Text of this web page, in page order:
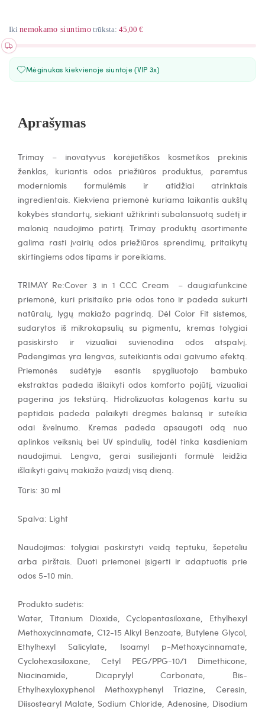
Iki nemokamo siuntimotrūksta: 45,00 €
Mėginukas kiekvienoje siuntoje (VIP 3x)
Aprašymas
Trimay – inovatyvus korėjietiškos kosmetikos prekinis
ženklas, kuriantis odos priežiūros produktus, paremtus
moderniomis formulėmis ir atidžiai atrinktais
ingredientais. Kiekviena priemonė kuriama laikantis aukštų
kokybės standartų, siekiant užtikrinti subalansuotą sudėtį ir
malonią naudojimo patirtį. Trimay produktų asortimente
galima rasti įvairių odos priežiūros sprendimų, pritaikytų
skirtingiems odos tipams ir poreikiams.
TRIMAY Re:Cover 3 in 1 CCC Cream
– daugiafunkcinė
priemonė, kuri prisitaiko prie odos tono ir padeda sukurti
natūralų, lygų makiažo pagrindą. DėlColor Fit sistemos,
sudarytos iš mikrokapsulių su pigmentu, kremas tolygiai
pasiskirsto ir vizualiai suvienodina odos atspalvį.
Padengimas yra lengvas, suteikiantis odai gaivumo efektą.
Priemonės sudėtyje esantisspygliuotojo bambuko
ekstraktas padeda išlaikyti odos komforto pojūtį, vizualiai
pagerina jos tekstūrą. Hidrolizuotas kolagenas kartu su
peptidais padeda palaikyti drėgmės balansą ir suteikia
odai švelnumo. Kremas padeda apsaugoti odą nuo
aplinkos veiksnių bei UV spindulių, todėl tinka kasdieniam
naudojimui. Lengva, gerai susiliejanti formulė leidžia
išlaikyti gaivų makiažo įvaizdį visą dieną.
Tūris: 30 ml
Spalva: Light
Naudojimas: tolygiai paskirstyti veidą teptuku, šepetėliu
arba pirštais. Duoti priemonei įsigerti ir adaptuotis prie
odos 5-10 min.
Produkto sudėtis:
Water, Titanium Dioxide, Cyclopentasiloxane, Ethylhexyl
Methoxycinnamate, C12-15 Alkyl Benzoate, Butylene Glycol,
Ethylhexyl Salicylate, Isoamyl p-Methoxycinnamate,
Cyclohexasiloxane, Cetyl PEG/PPG-10/1 Dimethicone,
Niacinamide, Dicaprylyl Carbonate, Bis-
Ethylhexyloxyphenol Methoxyphenyl Triazine, Ceresin,
Diisostearyl Malate, Sodium Chloride, Adenosine, Disodium